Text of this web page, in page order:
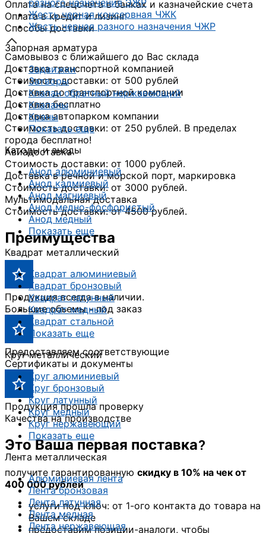
разного назначения ЭЖР
Жесть черная консервная ЧЖК
Жесть черная разного назначения ЧЖР
Запорная арматура
Задвижки
Затворы
Клапан обратный нержавеющий
Клапаны
Краны
Показать еще
Катоды и аноды
Анод алюминиевый
Анод кадмиевый
Анод магниевый
Анод медно-фосфористый
Анод медный
Показать еще
Квадрат металлический
Квадрат алюминиевый
Квадрат бронзовый
Квадрат латунный
Квадрат медный
Квадрат стальной
Показать еще
Круг металлический
Круг алюминиевый
Круг бронзовый
Круг латунный
Круг медный
Круг нержавеющий
Показать еще
Лента металлическая
Алюминиевая лента
Лента бронзовая
Лента латунная
Лента медная
Лента нержавеющая
Оплата на спецсчета в банках и казначейские счета
Оплата в кредит и лизинг
Способы доставки
Самовывоз с ближайшего до Вас склада
Доставка транспортной компанией
Стоимость доставки: от 500 рублей
Доставка до транспортной компании
Доставка бесплатно
Доставка автопарком компании
Стоимость доставки: от 250 рублей. В пределах
города бесплатно!
Авиадоставка
Стоимость доставки: от 1000 рублей.
Доставка в речной и морской порт, маркировка
Стоимость доставки: от 3000 рублей.
Мультимодальная доставка
Стоимость доставки: от 4500 рублей.
Преимущества
Продукция всегда в наличии.
Большие объемы - под заказ
Предоставляем соответствующие
Сертификаты и документы
Продукция прошла проверку
Качества на производстве
Это Ваша первая поставка?
получите гарантированную скидку в 10% на чек от
400 000 рублей
услуги под ключ: от 1-ого контакта до товара на
Вашем складе
предоставим позиции-аналоги, чтобы